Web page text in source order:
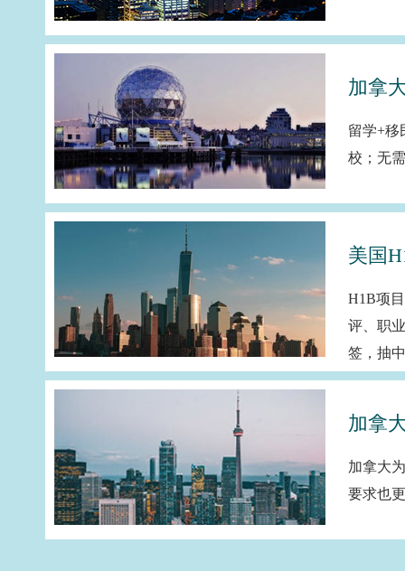
加拿
留学+移
校；无
美国
H1B项
评、职
签，抽
加拿
加拿大
要求也